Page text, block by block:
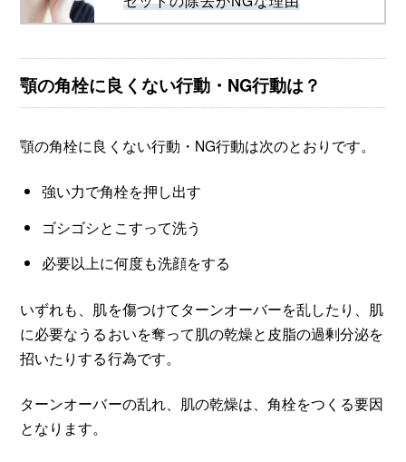
顎の角栓に良くない行動・NG行動は？
顎の角栓に良くない行動・NG行動は次のとおりです。
強い力で角栓を押し出す
ゴシゴシとこすって洗う
必要以上に何度も洗顔をする
いずれも、肌を傷つけてターンオーバーを乱したり、肌
に必要なうるおいを奪って肌の乾燥と皮脂の過剰分泌を
招いたりする行為です。
ターンオーバーの乱れ、肌の乾燥は、角栓をつくる要因
となります。